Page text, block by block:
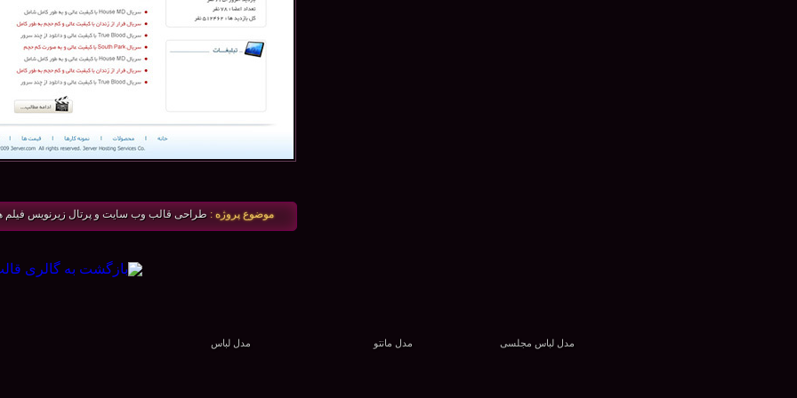
موضوع پروژه : طراحی قالب وب سایت و پرتال زیرنویس فیلم
مدل لباس مجلسی مدل مانتو مدل لباس